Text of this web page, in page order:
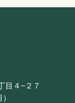
目４−２７